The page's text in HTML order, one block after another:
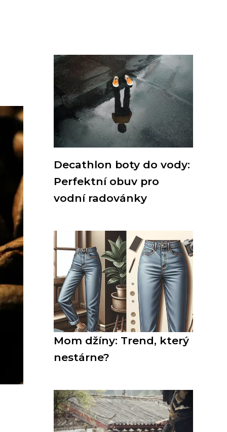
Decathlon boty do vody:
Perfektní obuv pro
vodní radovánky
Mom džíny: Trend, který
nestárne?